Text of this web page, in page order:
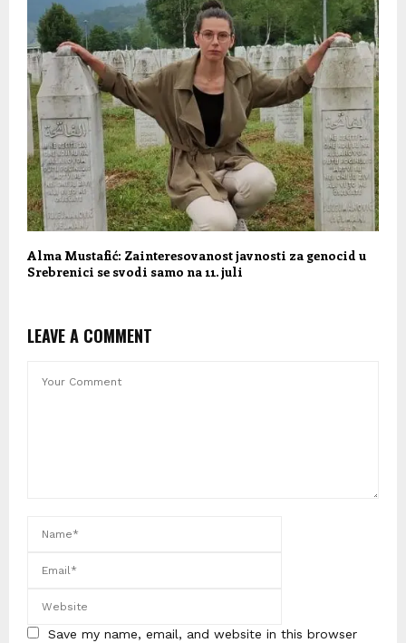
Alma Mustafić: Zainteresovanost javnosti za genocid u
Srebrenici se svodi samo na 11. juli
LEAVE A COMMENT
Save my name, email, and website in this browser